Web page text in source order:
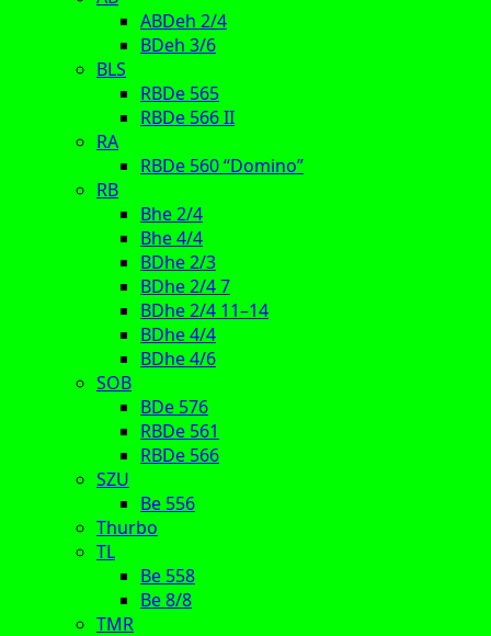
ABDeh 2/4
BDeh 3/6
BLS
RBDe 565
RBDe 566 II
RA
RBDe 560 “Domino”
RB
Bhe 2/4
Bhe 4/4
BDhe 2/3
BDhe 2/4 7
BDhe 2/4 11–14
BDhe 4/4
BDhe 4/6
SOB
BDe 576
RBDe 561
RBDe 566
SZU
Be 556
Thurbo
TL
Be 558
Be 8/8
TMR